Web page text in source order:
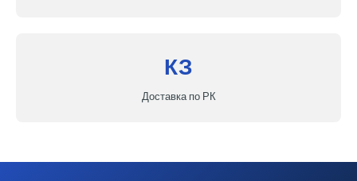
КЗ
Доставка по РК